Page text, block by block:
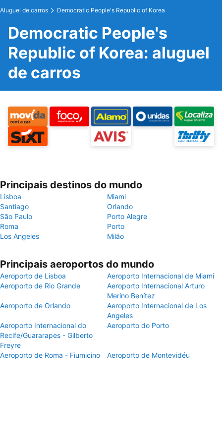
Aluguel de carros Democratic People's Republic of Korea
Democratic People's
Republic of Korea: aluguel
de carros
Principais destinos do mundo
Lisboa
Miami
Santiago
Orlando
São Paulo
Porto Alegre
Roma
Porto
Los Angeles
Milão
Principais aeroportos do mundo
Aeroporto de Lisboa
Aeroporto Internacional de Miami
Aeroporto de Rio Grande
Aeroporto Internacional Arturo
Merino Benítez
Aeroporto de Orlando
Aeroporto Internacional de Los
Angeles
Aeroporto Internacional do
Recife/Guararapes - Gilberto
Freyre
Aeroporto do Porto
Aeroporto de Roma - Fiumicino Aeroporto de Montevidéu